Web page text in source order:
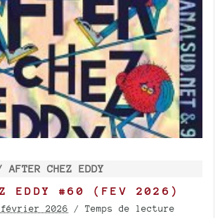
AFTER CHEZ EDDY
EDDY #60 (FEV 2026)
2026 / Temps de lecture